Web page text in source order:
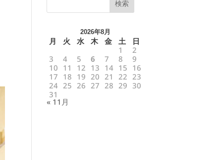
2026年8月
月 火 水 木 金 土
日
1
2
3
4 5 6 7 8
9
10 11 12 13 14 15 16
17 18 19 20 21 22 23
24 25 26 27 28 29 30
31
« 11月